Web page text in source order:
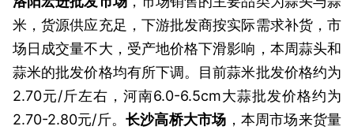
米，货源供应充足，下游批发商按实际需求补货，市
场日成交量不大，受产地价格下滑影响，本周蒜头和
蒜米的批发价格均有所下调。目前蒜米批发价格约为
2.70元/斤左右，河南6.0-6.5cm大蒜批发价格约为
2.70-2.80元/斤。长沙高桥大市场 ，本周市场来货量